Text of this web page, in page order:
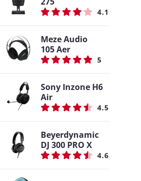
4.1
Meze Audio
105 Aer
5
Sony Inzone H6
Air
4.5
Beyerdynamic
DJ 300 PRO X
4.6